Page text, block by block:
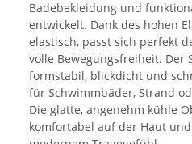
Badebekleidung und
entwickelt. Dank des hohen
elastisch, passt sich perfekt
volle Bewegungsfreiheit. Der
formstabil, blickdicht und
für Schwimmbäder, Strand
Die glatte, angenehm kühle
komfortabel auf der Haut